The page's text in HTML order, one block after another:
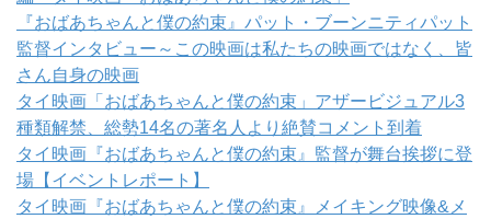
『おばあちゃんと僕の約束』パット・ブーンニティパット
監督インタビュー～この映画は私たちの映画ではなく、皆
さん自身の映画
タイ映画「おばあちゃんと僕の約束」アザービジュアル3
種類解禁、総勢14名の著名人より絶賛コメント到着
タイ映画『おばあちゃんと僕の約束』監督が舞台挨拶に登
場【イベントレポート】
タイ映画『おばあちゃんと僕の約束』メイキング映像&メ